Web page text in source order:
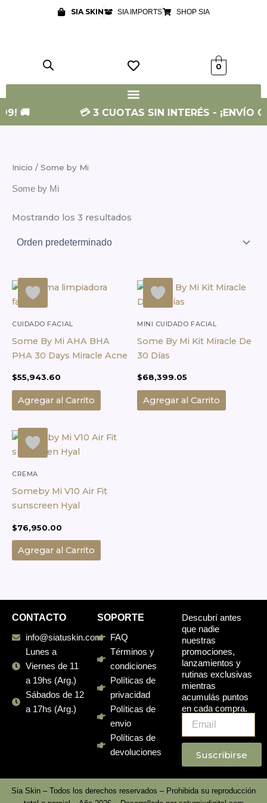
SIA SKIN SIA IMPORTS SHOP SIA
0
🚚 💳 3 CUOTAS SIN INTERÉS - ¡ENVÍO
Inicio / Some by Mi
Some by Mi
Mostrando los 3 resultados
CUIDADO FACIAL
Some By Mi AHA BHA
PHA 30 Days Miracle Acne
$55,943.60
Agregar al Carrito
MINI CUIDADO FACIAL
Some By Mi Kit Miracle De
30 Días
$68,399.05
Agregar al Carrito
CREMA
Someby Mi V10 Air Fit
sunscreen Hyal
$76,950.00
Agregar al Carrito
CONTACTO
info@siatuskin.com
Lunes a
Viernes de 11
a 19hs (Arg.)
Sábados de 12
a 17hs (Arg.)
SOPORTE
FAQ
Términos y
condiciones
Políticas de
privacidad
Políticas de
envio
Políticas de
devoluciones
Descubrí antes
que nadie
nuestras
promociones,
lanzamientos y
rutinas exclusivas
mientras
acumulás puntos
en cada compra.
Email
Suscribirse
Sia Skin – Todos los derechos reservados – Prohibida su reproducción